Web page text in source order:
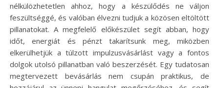
nélkülözhetetlen ahhoz, hogy a készülődés ne váljon
feszültséggé, és valóban élvezni tudjuk a közösen eltöltött
pillanatokat. A megfelelő előkészület segít abban, hogy
időt, energiát és pénzt takarítsunk meg, miközben
elkerülhetjük a túlzott impulzusvásárlást vagy a fontos
dolgok utolsó pillanatban való beszerzését. Egy tudatosan
megtervezett bevásárlás nem csupán praktikus, de